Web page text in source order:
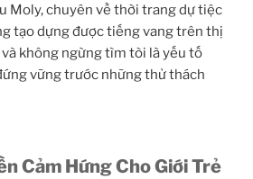
Moly, chuyên về thời trang dự tiệc
tạo dựng được tiếng vang trên thị
không ngừng tìm tòi là yếu tố
vững trước những thử thách
Cảm Hứng Cho Giới Trẻ